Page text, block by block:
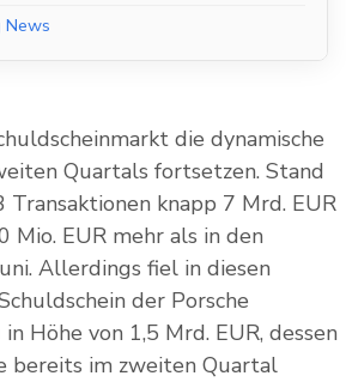
die dynamische
Quartals fortsetzen. Stand
knapp 7 Mrd. EUR
EUR mehr als in den
Allerdings fiel in diesen
der Porsche
Höhe von 1,5 Mrd. EUR, dessen
bereits im zweiten Quartal